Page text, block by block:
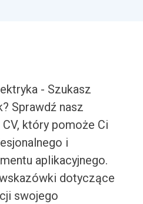
- Szukasz
Sprawdź nasz
który pomoże Ci
i
aplikacyjnego.
dotyczące
swojego